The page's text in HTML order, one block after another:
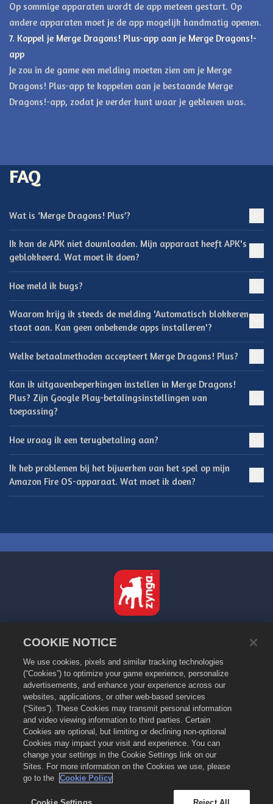
Op sommige apparaten wordt de app meteen gestart. Op
andere apparaten moet je de app mogelijk handmatig openen.
7. Koppel je Merge Dragons! Plus-app aan je Merge Dragons!-
app
Je zou in de game een melding moeten zien om je Merge
Dragons! Plus-app te koppelen aan je bestaande Merge
Dragons!-app, zodat je verder kunt waar je gebleven was.
FAQ
Wat is ‘Merge Dragons! Plus’?
Ik kan de APK niet downloaden. Mijn apparaat heeft APK's
geblokkeerd. Wat moet ik doen?
Hoe meld ik bugs?
Waarom krijg ik steeds de melding 'Automatisch blokkeren
staat aan. Kan geen onbekende apps installeren'?
Welke betaalmethoden accepteert Merge Dragons! Plus?
Kan ik uitgavenbeperkingen instellen in Merge Dragons!
Plus? Zijn Google Play-betalingsinstellingen van
toepassing?
Hoe vraag ik een terugbetaling aan?
Ik heb problemen bij het bijwerken van het spel op mijn
Amazon Fire OS-apparaat. Wat moet ik doen?
Privacybeleid
Servicevoorwaarden
Verkoop of deel mijn persoonsgegevens niet
Cookiebeleid
Terugbetalingsbeleid
Winkelondersteuning
Spelondersteuning
Cookie-instellingen
2026Zynga, Inc. Merge Dragons! en het logo van Merge Dragons! zijn
handelsmerken van Zynga, Inc. Alle rechten voorbehouden. De winkel van
Merge Dragons! wordt beheerd door Zynga, Inc. Aanbiedingen zijn alleen
COOKIE NOTICE
We use cookies, pixels and similar tracking technologies
(“Cookies”) to optimize your game experience, personalize
advertisements, and enhance your experience across our
websites, applications, or other web-based services
(“Sites”). These Cookies may transmit personal information
and video viewing information to third parties. Certain
Cookies are optional, but limiting or declining non-optional
Cookies may impact your visit and experience. You can
change your settings in the Cookie Settings link on our
Sites. For more information on the Cookies we use, please
go to the
Cookie Policy